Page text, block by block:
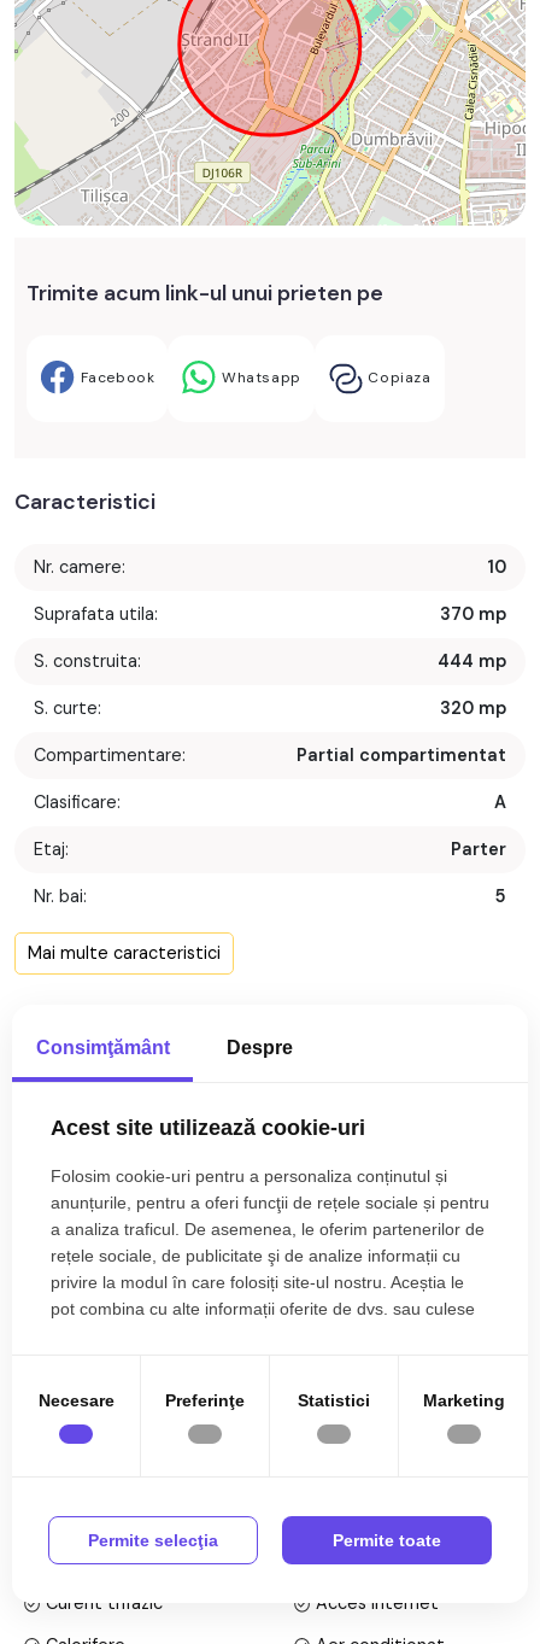
Trimite acum link-ul unui prieten pe
Facebook Whatsapp Copiaza
Caracteristici
Nr. camere: 10
Suprafata utila: 370 mp
S. construita: 444 mp
S. curte: 320 mp
Compartimentare: Partial compartimentat
Clasificare: A
Etaj: Parter
Nr. bai: 5
Nr. parcari:
An renovare:
Structura rezistenta:
Tip imobil:
Regim inaltime:
Mai multe caracteristici
Cladire de birouri eficienta energetic, ideala pentru firme IT,
clinici medicale, firme de consultanta sau activitati de
coworking. Proprietatea se afla intr-o zona usor accesibila din
Sibiu si este pregatita pentru companii care vor sa reduca
semnificativ costurile operationale si sa beneficieze de un
spatiu modern, complet echipat.
Caracteristici principale:
6 locuri de parcare, inclusiv statie de incarcare pentru
Rastel pentru 12 biciclete;
Citește mai mult
Curent
Apa
Canalizare
Gaz
Curent trifazic
Acces internet
Consimţământ Despre
Acest site utilizează cookie-uri
Folosim cookie-uri pentru a personaliza conținutul și
anunțurile, pentru a oferi funcţii de rețele sociale și pentru
a analiza traficul. De asemenea, le oferim partenerilor de
rețele sociale, de publicitate şi de analize informații cu
privire la modul în care folosiți site-ul nostru. Aceștia le
pot combina cu alte informații oferite de dvs. sau culese
Necesare Preferinţe Statistici Marketing
Permite selecţia Permite toate